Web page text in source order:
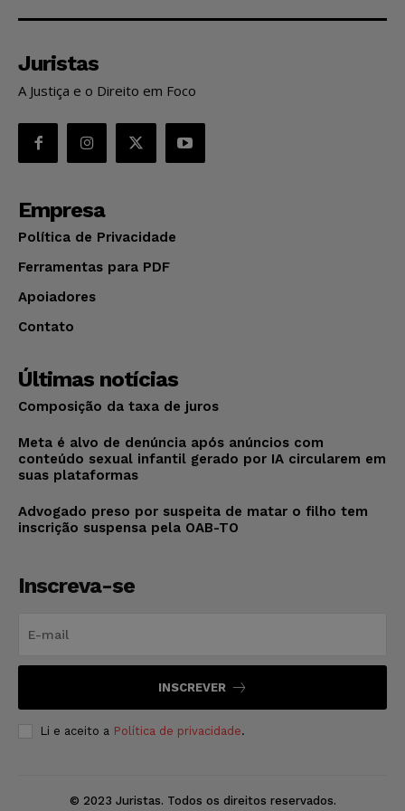
Juristas
A Justiça e o Direito em Foco
Empresa
Política de Privacidade
Ferramentas para PDF
Apoiadores
Contato
Últimas notícias
Composição da taxa de juros
Meta é alvo de denúncia após anúncios com
conteúdo sexual infantil gerado por IA circularem em
suas plataformas
Advogado preso por suspeita de matar o filho tem
inscrição suspensa pela OAB-TO
Inscreva-se
INSCREVER
Li e aceito a Política de privacidade.
© 2023 Juristas. Todos os direitos reservados.